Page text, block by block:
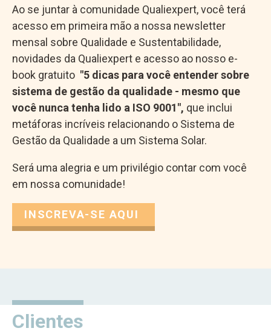
Ao se juntar à comunidade Qualiexpert, você terá
acesso em primeira mão a nossa newsletter
mensal sobre Qualidade e Sustentabilidade,
novidades da Qualiexpert e acesso ao nosso e-
book gratuito "5 dicas para você entender sobre
sistema de gestão da qualidade - mesmo que
você nunca tenha lido a ISO 9001", que inclui
metáforas incríveis relacionando o Sistema de
Gestão da Qualidade a um Sistema Solar.
Será uma alegria e um privilégio contar com você
em nossa comunidade!
INSCREVA-SE AQUI
Nome
Clientes